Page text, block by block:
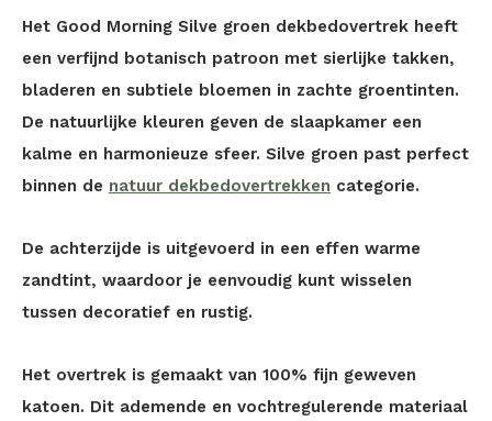
Het Good Morning Silve groen dekbedovertrek heeft
een verfijnd botanisch patroon met sierlijke takken,
bladeren en subtiele bloemen in zachte groentinten.
De natuurlijke kleuren geven de slaapkamer een
kalme en harmonieuze sfeer. Silve groen past perfect
binnen de natuur dekbedovertrekken categorie.
De achterzijde is uitgevoerd in een effen warme
zandtint, waardoor je eenvoudig kunt wisselen
tussen decoratief en rustig.
Het overtrek is gemaakt van 100% fijn geweven
katoen. Dit ademende en vochtregulerende materiaal